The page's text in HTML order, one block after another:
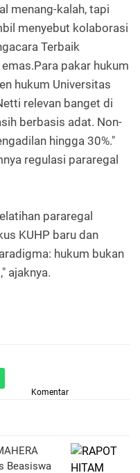
menang-kalah, tapi
menyebut kolaborasi
Terbaik
pakar hukum
hukum Universitas
relevan banget di
berbasis adat. Non-
hingga 30%."
regulasi pararegal
pararegal
KUHP baru dan
hukum bukan
ajaknya.
Komentar
Beasiswa